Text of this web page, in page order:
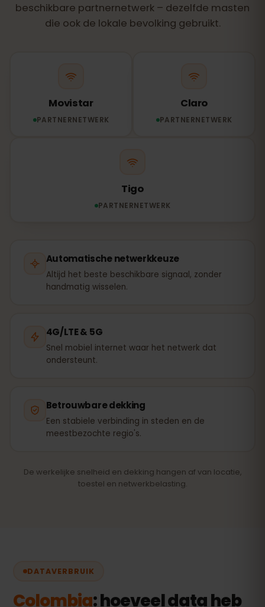
beschikbare partnernetwerk – dezelfde masten
die ook de lokale bevolking gebruikt.
Movistar
PARTNERNETWERK
Claro
PARTNERNETWERK
Tigo
PARTNERNETWERK
Automatische netwerkkeuze
Altijd het beste beschikbare signaal, zonder
handmatig wisselen.
4G/LTE & 5G
Snel mobiel internet waar het netwerk dat
ondersteunt.
Betrouwbare dekking
Een stabiele verbinding in steden en de
meestbezochte regio's.
De werkelijke snelheid en dekking hangen af van locatie,
toestel en netwerkbelasting.
DATAVERBRUIK
Colombia: hoeveel data heb